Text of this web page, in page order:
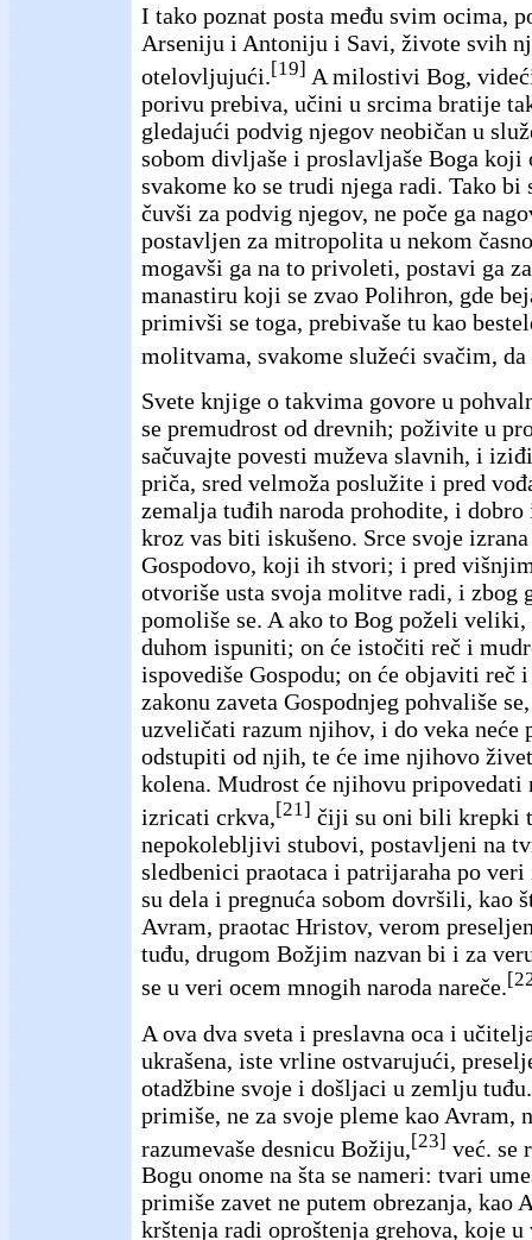
I tako poznat posta među svim ocima,
Arseniju i Antoniju i Savi, živote svih
otelovljujući.[19] A milostivi Bog,
porivu prebiva, učini u srcima bratije
gledajući podvig njegov neobičan u
sobom divljaše i proslavljaše Boga koji
svakome ko se trudi njega radi. Tako bi
čuvši za podvig njegov, ne poče ga
postavljen za mitropolita u nekom
mogavši ga na to privoleti, postavi ga
manastiru koji se zvao Polihron, gde
primivši se toga, prebivaše tu kao
molitvama, svakome služeći svačim,
Svete knjige o takvima govore u
se premudrost od drevnih; poživite u
sačuvajte povesti muževa slavnih, i
priča, sred velmoža poslužite i pred
zemalja tuđih naroda prohodite, i
kroz vas biti iskušeno. Srce svoje izrana
Gospodovo, koji ih stvori; i pred
otvoriše usta svoja molitve radi, i zbog
pomoliše se. A ako to Bog poželi veliki,
duhom ispuniti; on će istočiti reč i
ispovediše Gospodu; on će objaviti reč
zakonu zaveta Gospodnjeg pohvališe
uzveličati razum njihov, i do veka neće
odstupiti od njih, te će ime njihovo
kolena. Mudrost će njihovu
izricati crkva,[21] čiji su oni bili krepki
nepokolebljivi stubovi, postavljeni na
sledbenici praotaca i patrijaraha po
su dela i pregnuća sobom dovršili, kao
Avram, praotac Hristov, verom
tuđu, drugom Božjim nazvan bi i za
se u veri ocem mnogih naroda nareče.
A ova dva sveta i preslavna oca i
ukrašena, iste vrline ostvarujući,
otadžbine svoje i došljaci u zemlju
primiše, ne za svoje pleme kao Avram,
razumevaše desnicu Božiju, [23] već. se
Bogu onome na šta se nameri: tvari
primiše zavet ne putem obrezanja, kao
krštenja radi oproštenja grehova, koje